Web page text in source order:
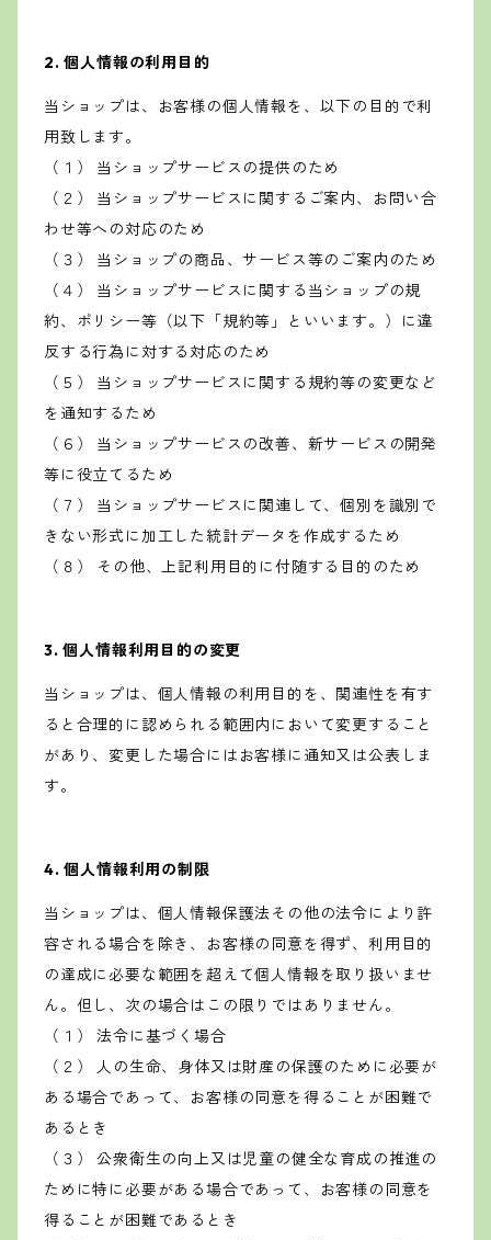
2. 個人情報の利用目的
当ショップは、お客様の個人情報を、以下の目的で利
用致します。
（１） 当ショップサービスの提供のため
（２） 当ショップサービスに関するご案内、お問い合
わせ等への対応のため
（３） 当ショップの商品、サービス等のご案内のため
（４） 当ショップサービスに関する当ショップの規
約、ポリシー等（以下「規約等」といいます。）に違
反する行為に対する対応のため
（５） 当ショップサービスに関する規約等の変更など
を通知するため
（６） 当ショップサービスの改善、新サービスの開発
等に役立てるため
（７） 当ショップサービスに関連して、個別を識別で
きない形式に加工した統計データを作成するため
（８） その他、上記利用目的に付随する目的のため
3. 個人情報利用目的の変更
当ショップは、個人情報の利用目的を、関連性を有す
ると合理的に認められる範囲内において変更すること
があり、変更した場合にはお客様に通知又は公表しま
す。
4. 個人情報利用の制限
当ショップは、個人情報保護法その他の法令により許
容される場合を除き、お客様の同意を得ず、利用目的
の達成に必要な範囲を超えて個人情報を取り扱いませ
ん。但し、次の場合はこの限りではありません。
（１） 法令に基づく場合
（２） 人の生命、身体又は財産の保護のために必要が
ある場合であって、お客様の同意を得ることが困難で
あるとき
（３） 公衆衛生の向上又は児童の健全な育成の推進の
ために特に必要がある場合であって、お客様の同意を
得ることが困難であるとき